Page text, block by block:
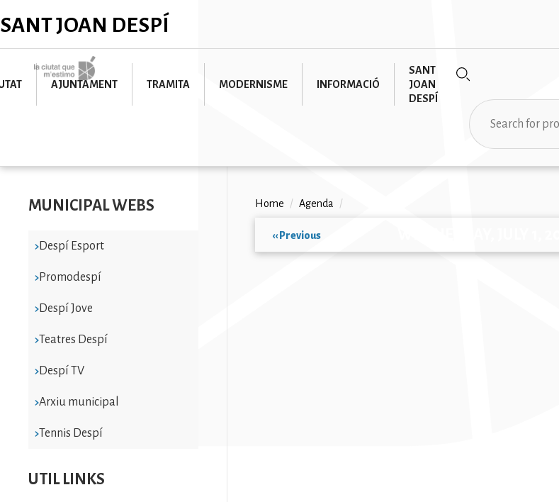
to
SANT JOAN DESPÍ
Imatge
AJUNTAMENT TRAMITA MODERNISME INFORMACIÓ
SANT
JOAN
DESPÍ
Search
MUNICIPAL WEBS
Despí Esport
Promodespí
Despí Jove
Teatres Despí
Despí TV
Arxiu municipal
Tennis Despí
UTIL LINKS
Breadcrumb
Home / Agenda /
Pagination
‹‹ Previous